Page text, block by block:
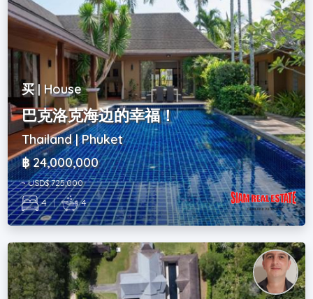
买 | House
巴克洛克海边的幸福！
Thailand | Phuket
฿ 24,000,000
~ USD$ 725,000
4 | 4